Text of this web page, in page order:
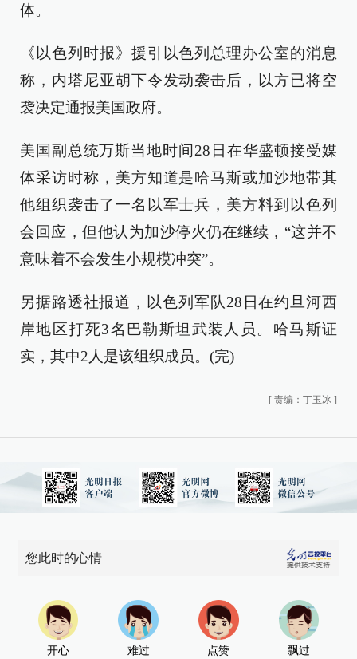
体。
《以色列时报》援引以色列总理办公室的消息
称，内塔尼亚胡下令发动袭击后，以方已将空
袭决定通报美国政府。
美国副总统万斯当地时间28日在华盛顿接受媒
体采访时称，美方知道是哈马斯或加沙地带其
他组织袭击了一名以军士兵，美方料到以色列
会回应，但他认为加沙停火仍在继续，“这并不
意味着不会发生小规模冲突”。
另据路透社报道，以色列军队28日在约旦河西
岸地区打死3名巴勒斯坦武装人员。哈马斯证
实，其中2人是该组织成员。(完)
[ 责编：丁玉冰 ]
您此时的心情
开心 难过 点赞 飘过